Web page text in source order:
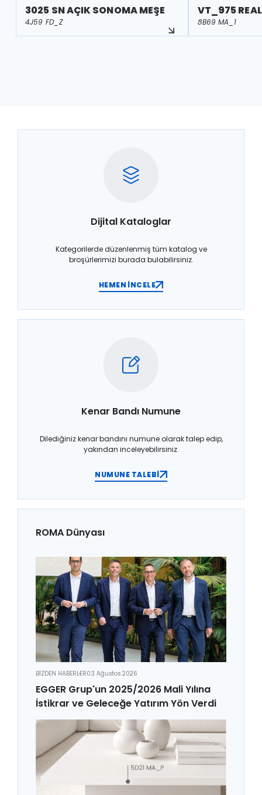
3025 SN AÇIK SONOMA MEŞE
4J59 FD_Z
VT_975
8B69 MA_1
Dijital Kataloglar
Kategorilerde düzenlenmiş tüm katalog ve
broşürlerimizi burada bulabilirsiniz.
HEMEN İNCELE
Kenar Bandı Numune
Dilediğiniz kenar bandını numune olarak talep edip,
yakından inceleyebilirsiniz.
NUMUNE TALEBİ
ROMA Dünyası
BİZDEN HABERLER03 Ağustos 2026
EGGER Grup'un 2025/2026 Mali Yılına
İstikrar ve Geleceğe Yatırım Yön Verdi